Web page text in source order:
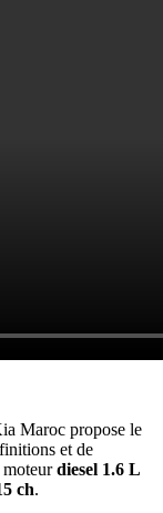
Maroc propose le
et de
moteurdiesel 1.6 L
ch.